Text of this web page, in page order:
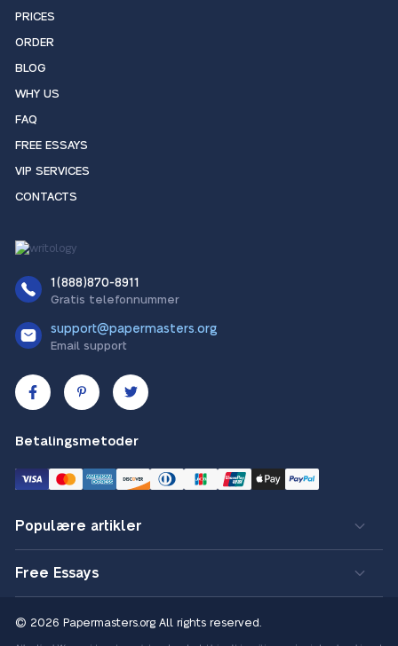
PRICES
ORDER
BLOG
WHY US
FAQ
FREE ESSAYS
VIP SERVICES
CONTACTS
1(888)870-8911
Gratis telefonnummer
support@papermasters.org
Email support
Betalingsmetoder
Populære artikler
Free Essays
© 2026 Papermasters.org All rights reserved.